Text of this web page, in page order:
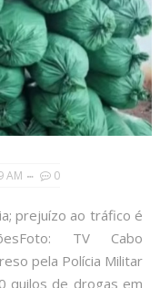
AM 0
prejuízo ao tráfico é
TV Cabo
pela Polícia Militar
quilos de drogas em